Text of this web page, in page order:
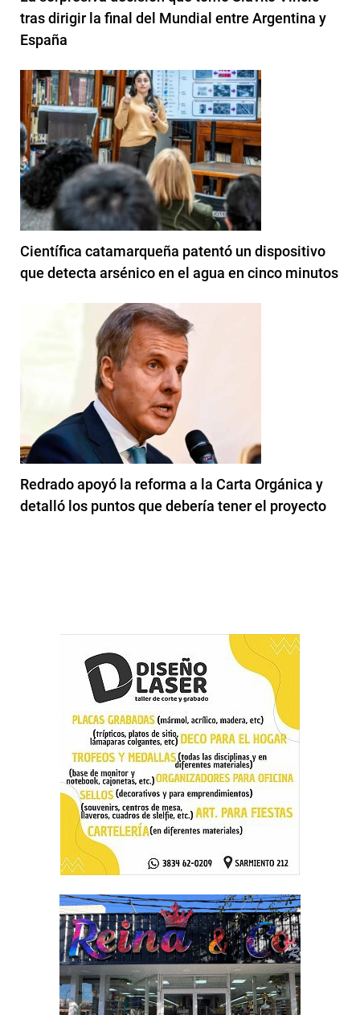
tras dirigir la final del Mundial entre Argentina y
España
Científica catamarqueña patentó un dispositivo
que detecta arsénico en el agua en cinco minutos
Redrado apoyó la reforma a la Carta Orgánica y
detalló los puntos que debería tener el proyecto